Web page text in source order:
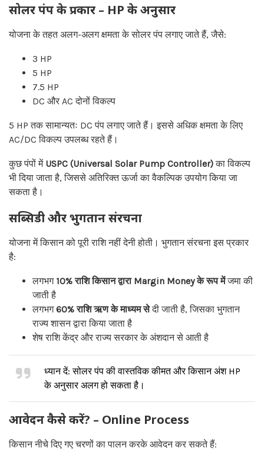
सोलर पंप के प्रकार – HP के अनुसार
योजना के तहत अलग-अलग क्षमता के सोलर पंप लगाए जाते हैं, जैसे:
3 HP
5 HP
7.5 HP
DC और AC दोनों विकल्प
5 HP तक सामान्यतः DC पंप लगाए जाते हैं। इससे अधिक क्षमता के लिए
AC/DC विकल्प उपलब्ध रहते हैं।
कुछ पंपों में USPC (Universal Solar Pump Controller)का विकल्प
भी दिया जाता है, जिससे अतिरिक्त ऊर्जा का वैकल्पिक उपयोग किया जा
सकता है।
सब्सिडी और भुगतान संरचना
योजना में किसान को पूरी राशि नहीं देनी होती। भुगतान संरचना इस प्रकार
है:
लगभग 10% राशि किसान द्वारा Margin Money के रूप मेंजमा की
जाती है
लगभग60% राशि ऋण के माध्यम सेदी जाती है, जिसका भुगतान
राज्य शासन द्वारा किया जाता है
शेष राशि केंद्र और राज्य सरकार के अंशदान से आती है
ध्यान दें: सोलर पंप की वास्तविक कीमत और किसान अंश HP
के अनुसार अलग हो सकता है।
आवेदन कैसे करें? – Online Process
किसान नीचे दिए गए चरणों का पालन करके आवेदन कर सकते हैं: